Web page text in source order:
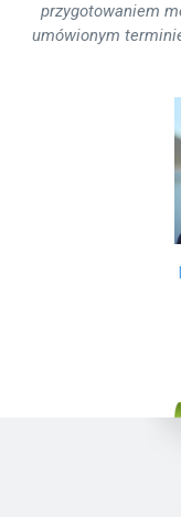
przygotowaniem
umówionym